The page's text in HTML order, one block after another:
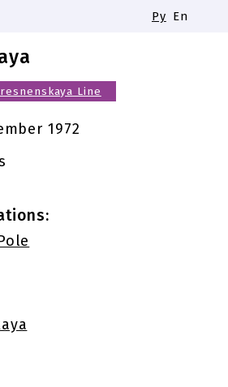
Novgorod
Samara
of metro stations
Ру En
Line
1972